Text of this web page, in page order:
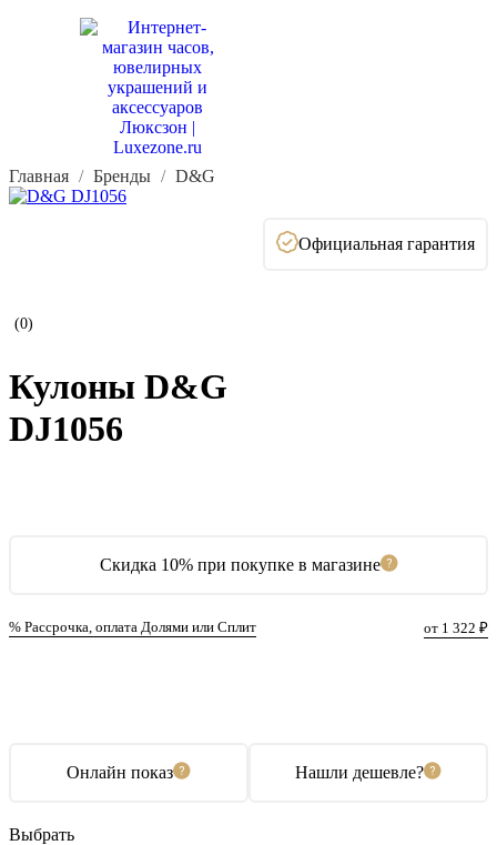
Главная Бренды D&G
Официальная гарантия
(0)
Скидка 10% при покупке в магазине
% Рассрочка, оплата Долями или Сплит от 1 322 ₽
Кулоны D&G
DJ1056
Онлайн показ Нашли дешевле?
Выбрать